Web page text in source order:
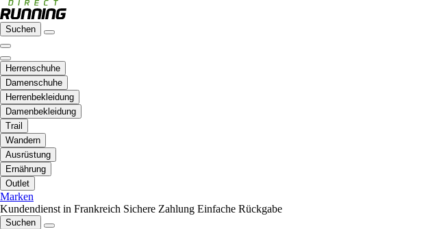
Suchen
Herrenschuhe
Damenschuhe
Herrenbekleidung
Damenbekleidung
Trail
Wandern
Ausrüstung
Ernährung
Outlet
Marken
Kundendienst in Frankreich Sichere Zahlung Einfache Rückgabe
Suchen